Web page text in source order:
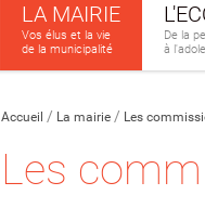
LA MAIRIE
Vos élus et la vie
de la municipalité
De la
à
Accueil La mairie Les
Les